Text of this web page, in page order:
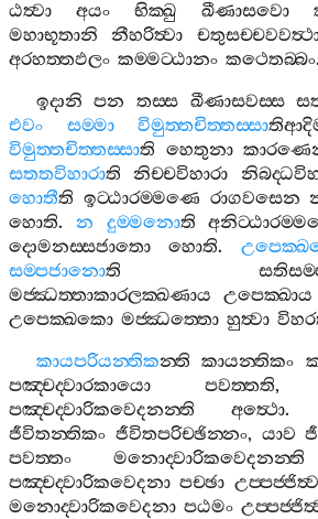
ඨත්‍වා
අයං භික‍්ඛු ඛීණාසවො
මහාභූතානි
නීහරිත්‍වා
අරහත‍්තඵලං කම‍්මට‍්ඨානං කථෙතබ‍්බං.
ඉදානි පන තස‍්ස ඛීණාසවස‍්ස
එවං
සම‍්මා විමුත‍්තචිත‍්තස‍්සා
විමුත‍්තචිත‍්තස‍්සාති හෙතුනා
සතතවිහාරාති නිච‍්චවිහාරා
හොතීති ඉට‍්ඨාරම‍්මණෙ රාගවසෙන
හොති. න දුම‍්මනොති
දොමනස‍්සජාතො
හොති.
සම‍්පජානොති
මජ‍්ඣත‍්තාකාරලක‍්ඛණාය
උපෙක‍්ඛාය
උපෙක‍්ඛකො මජ‍්ඣත‍්තො හුත්‍වා
කායපරියන‍්තිකන‍්ති කායන‍්තිකං
පඤ‍්චද‍්වාරකායො
පවත‍්තති
පඤ‍්චද‍්වාරිකවෙදනන‍්ති
අත්‍ථො.
ජීවිතන‍්තිකං ජීවිතපරිච‍්ඡින‍්නං, යාව
පවත‍්තං
මනොද‍්වාරිකවෙදනන‍්ති
පඤ‍්චද‍්වාරිකවෙදනා පච‍්ඡා
මනොද‍්වාරිකවෙදනා පඨමං